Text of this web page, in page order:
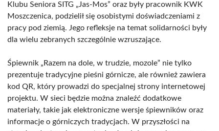
Klubu Seniora SITG „Jas-Mos” oraz były pracownik KWK
Moszczenica, podzielił się osobistymi doświadczeniami z
pracy pod ziemią. Jego refleksje na temat solidarności były
dla wielu zebranych szczególnie wzruszające.
Śpiewnik „Razem na dole, w trudzie, mozole” nie tylko
prezentuje tradycyjne pieśni górnicze, ale również zawiera
kod QR, który prowadzi do specjalnej strony internetowej
projektu. W sieci będzie można znaleźć dodatkowe
materiały, takie jak elektroniczne wersje śpiewników oraz
informacje o górniczych tradycjach. W przyszłości na